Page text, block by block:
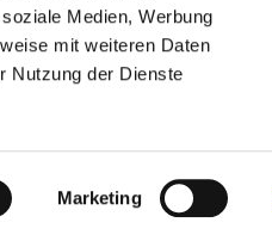
Medien, Werbung
mit weiteren Daten
Nutzung der Dienste
Marketing